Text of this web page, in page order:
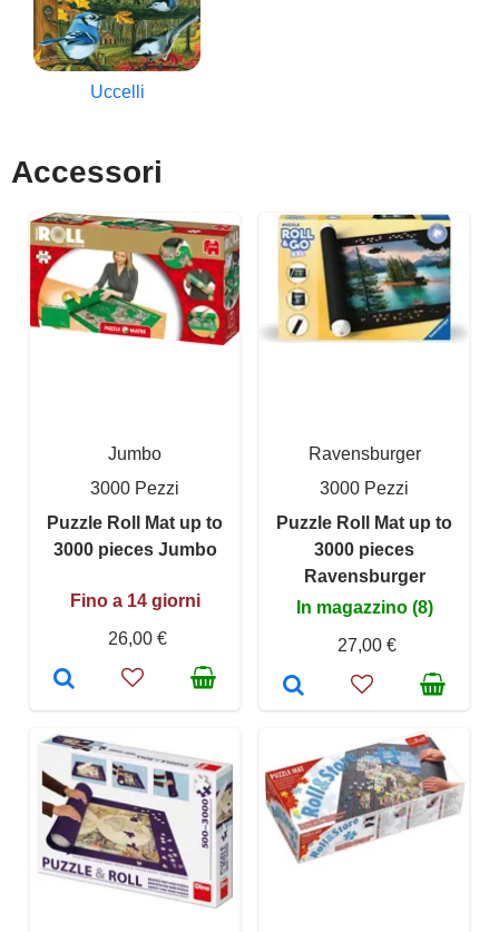
Uccelli
Accessori
Jumbo
3000 Pezzi
Puzzle Roll Mat up to
3000 pieces Jumbo
Fino a 14 giorni
26,00 €
Ravensburger
3000 Pezzi
Puzzle Roll Mat up to
3000 pieces
Ravensburger
In magazzino (8)
27,00 €